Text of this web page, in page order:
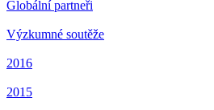
Globální partneři
Výzkumné soutěže
2016
2015